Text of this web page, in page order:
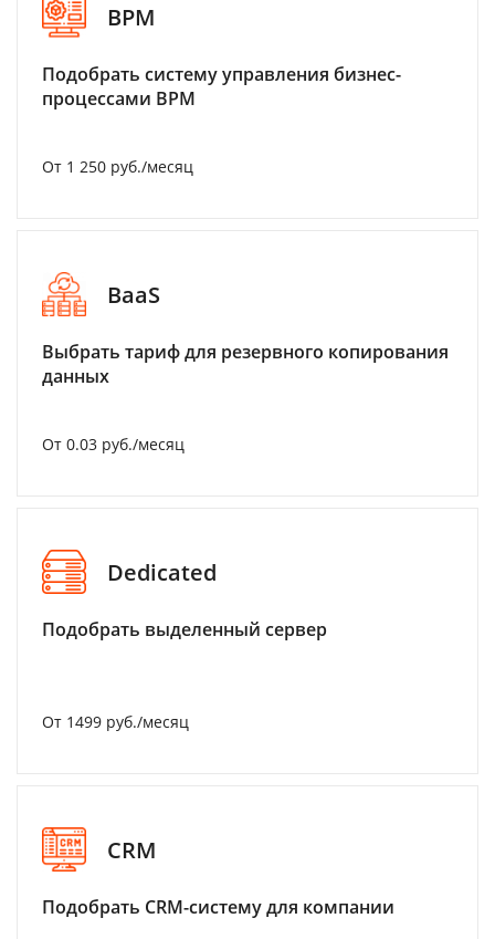
BPM
Подобрать систему управления бизнес-
процессами BPM
От 1 250 руб./месяц
BaaS
Выбрать тариф для резервного копирования
данных
От 0.03 руб./месяц
Dedicated
Подобрать выделенный сервер
От 1499 руб./месяц
CRM
Подобрать CRM-систему для компании